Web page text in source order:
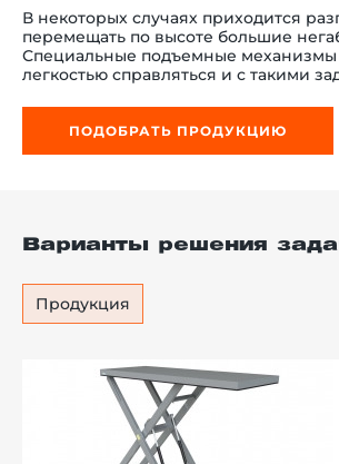
В некоторых случаях приходится
перемещать по высоте большие
Специальные подъемные механизмы
легкостью справляться и с такими
ПОДОБРАТЬ ПРОДУКЦИЮ
Варианты решения
Продукция